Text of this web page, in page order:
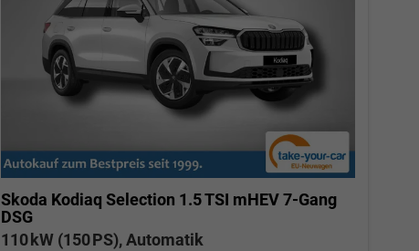
Skoda Kodiaq Selection 1.5 TSI mHEV 7-Gang
DSG
110 kW (150 PS), Automatik